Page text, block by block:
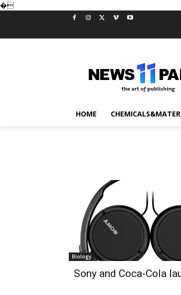
�
HOME
Biology
Sony and Coca-Cola